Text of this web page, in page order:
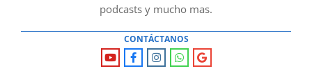
podcasts y mucho mas.
CONTÁCTANOS